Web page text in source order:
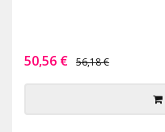
50,56 € 56,18 €